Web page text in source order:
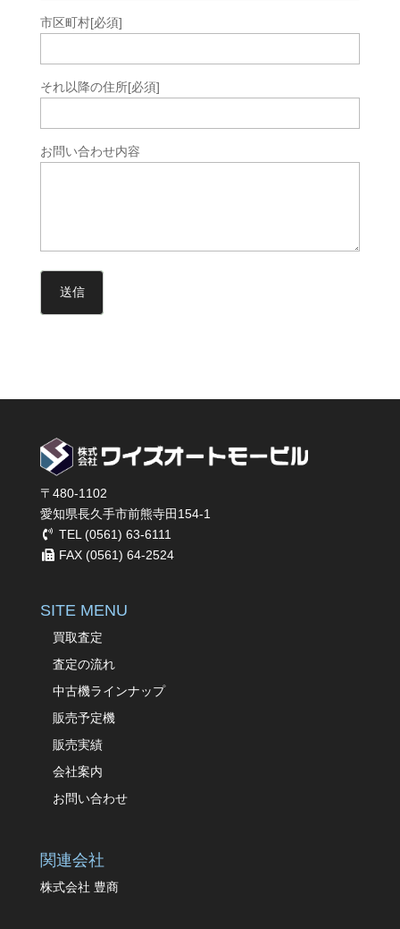
市区町村[必須]
それ以降の住所[必須]
お問い合わせ内容
〒480-1102
愛知県長久手市前熊寺田154-1
TEL (0561) 63-6111
FAX (0561) 64-2524
SITE MENU
買取査定
査定の流れ
中古機ラインナップ
販売予定機
販売実績
会社案内
お問い合わせ
関連会社
株式会社 豊商